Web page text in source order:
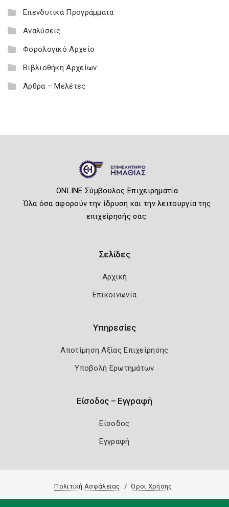
Επενδυτικά Προγράμματα
Αναλύσεις
Φορολογικό Αρχείο
Βιβλιοθήκη Αρχείων
Άρθρα – Μελέτες
ONLINE Σύμβουλος Επιχειρηματία
Όλα όσα αφορούν την ίδρυση και την λειτουργία της
επιχείρησής σας.
Σελίδες
Αρχική
Επικοινωνία
Υπηρεσίες
Αποτίμηση Αξίας Επιχείρησης
Υποβολή Ερωτημάτων
Είσοδος – Εγγραφή
Είσοδος
Εγγραφή
Πολιτική Ασφάλειας Όροι Χρήσης